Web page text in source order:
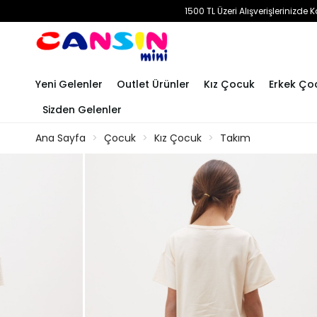
1500 TL Üzeri
Yeni Gelenler Outlet Ürünler Kız Çocuk Erkek
Sizden Gelenler
Ana Sayfa
Çocuk Kız Çocuk Takım